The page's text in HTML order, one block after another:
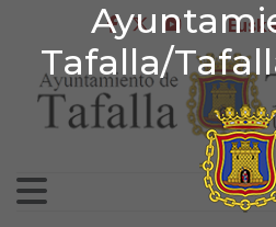
Tafalla/
Ir al contenidofacebook
twitter
youtube